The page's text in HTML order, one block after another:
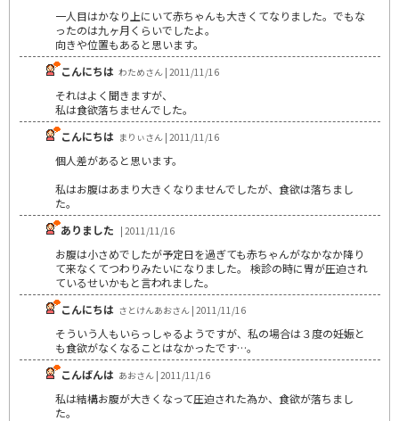
一人目はかなり上にいて赤ちゃんも大きくてなりました。でもな
ったのは九ヶ月くらいでしたよ。
向きや位置もあると思います。
こんにちは わためさん | 2011/11/16
それはよく聞きますが、
私は食欲落ちませんでした。
こんにちは まりぃさん | 2011/11/16
個人差があると思います。
私はお腹はあまり大きくなりませんでしたが、食欲は落ちまし
た。
ありました | 2011/11/16
お腹は小さめでしたが予定日を過ぎても赤ちゃんがなかなか降り
て来なくてつわりみたいになりました。 検診の時に胃が圧迫され
ているせいかもと言われました。
こんにちは さとけんあおさん | 2011/11/16
そういう人もいらっしゃるようですが、私の場合は３度の妊娠と
も食欲がなくなることはなかったです…。
こんばんは あおさん | 2011/11/16
私は結構お腹が大きくなって圧迫された為か、食欲が落ちまし
た。